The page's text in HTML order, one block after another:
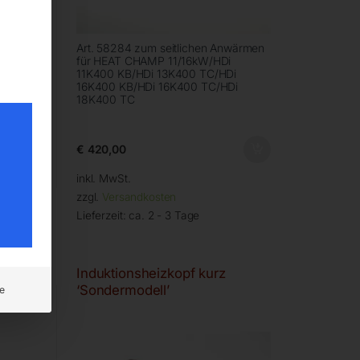
Art. 58284 zum seitlichen Anwärmen
für HEAT CHAMP 11/16kW/HDi
11K400 KB/HDi 13K400 TC/HDi
16K400 KB/HDi 16K400 TC/HDi
18K400 TC
€ 420,00
inkl. MwSt.
zzgl. Versandkosten
Lieferzeit: ca. 2 - 3 Tage
Induktionsheizkopf kurz
‘Sondermodell’